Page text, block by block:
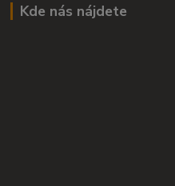
Kde nás nájdete